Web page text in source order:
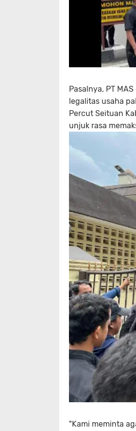
Pasalnya, PT
legalitas usaha
Percut Seituan
unjuk rasa
"Kami meminta